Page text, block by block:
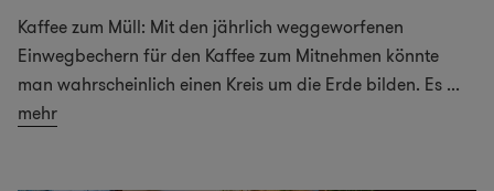
Kaffee zum Müll: Mit den jährlich weggeworfenen
Einwegbechern für den Kaffee zum Mitnehmen könnte
man wahrscheinlich einen Kreis um die Erde bilden. Es ...
mehr